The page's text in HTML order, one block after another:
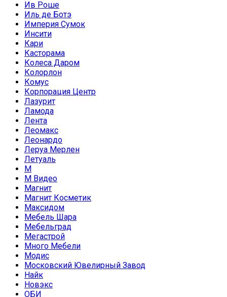
Ив Роше
Иль де Ботэ
Империя Сумок
Инсити
Кари
Касторама
Колеса Даром
Колорлон
Комус
Корпорация Центр
Лазурит
Ламода
Лента
Леомакс
Леонардо
Леруа Мерлен
Летуаль
М
М Видео
Магнит
Магнит Косметик
Максидом
Мебель Шара
Мебельград
Мегастрой
Много Мебели
Модис
Московский Ювелирный Завод
Найк
Новэкс
ОБИ